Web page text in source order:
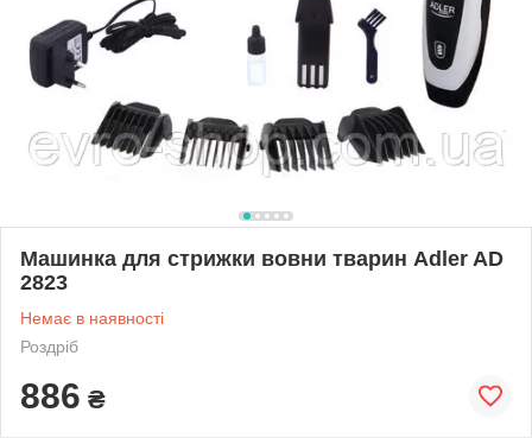
Машинка для стрижки вовни тварин Adler AD
2823
Немає в наявності
Роздріб
886 ₴